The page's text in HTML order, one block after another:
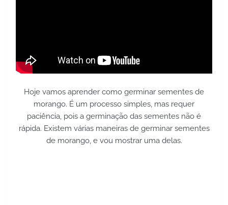
Hoje vamos aprender como germinar sementes de
morango. É um processo simples, mas requer
paciência, pois a germinação das sementes não é
rápida. Existem várias maneiras de germinar sementes
de morango, e vou mostrar uma delas.